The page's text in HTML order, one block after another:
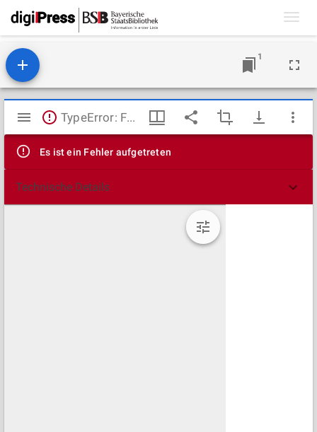
1
Mirador
Viewer
TypeError: Failed to fetch
Es ist ein Fehler aufgetreten
Technische Details